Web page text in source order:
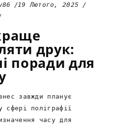
19 Лютого, 2025
друк:
поради для
завжди планує
сфері поліграфії
часу для